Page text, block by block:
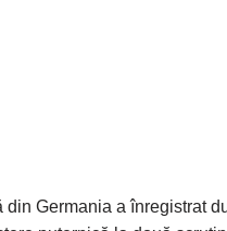
din Germania a înregistrat